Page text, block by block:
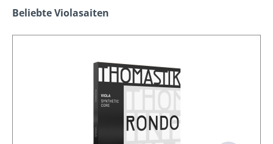
Produktgalerie überspringen
Beliebte Violasaiten